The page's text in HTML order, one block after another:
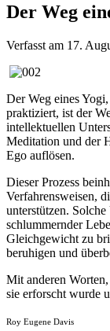
Der Weg
Verfasst am 17.
Der Weg eines
praktiziert, ist der
intellektuellen
Meditation und der
Ego auflösen.
Dieser Prozess
Verfahrensweisen,
unterstützen.
schlummernder
Gleichgewicht zu
beruhigen und
Mit anderen
sie erforscht wurde
Roy Eugene Davis